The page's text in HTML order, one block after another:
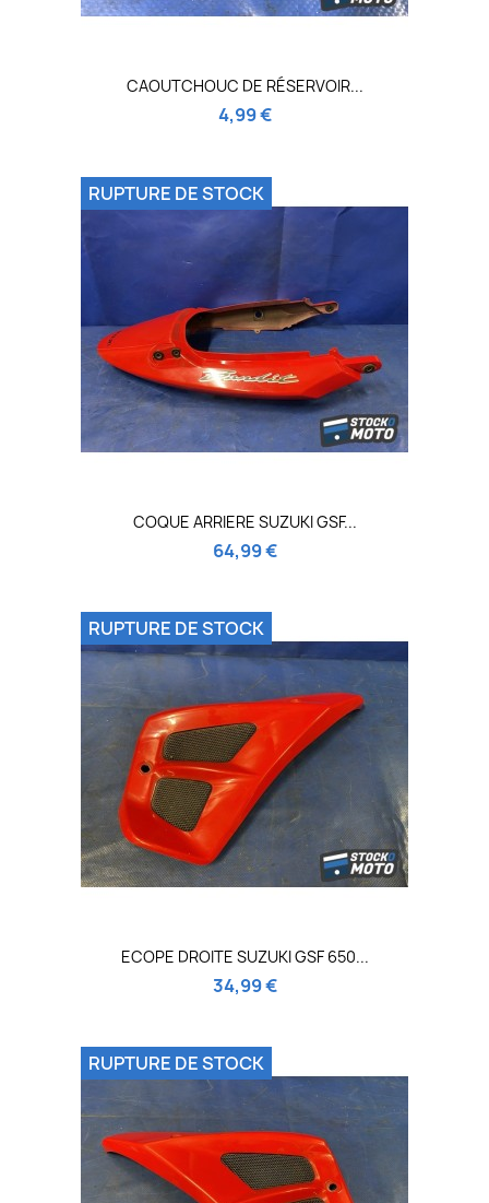
CAOUTCHOUC DE RÉSERVOIR...
4,99 €
COQUE ARRIERE SUZUKI GSF...
64,99 €
RUPTURE DE STOCK
ECOPE DROITE SUZUKI GSF 650...
34,99 €
RUPTURE DE STOCK
RUPTURE DE STOCK